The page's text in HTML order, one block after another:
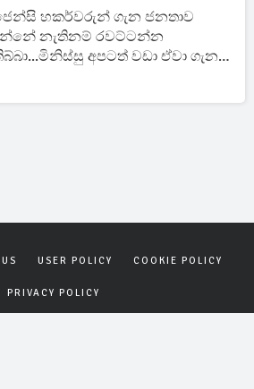
කියයි.
හකර්වරුන් ගැන ජනතාව
නැතිනම් රවට්ටන්න
අපටත් වඩා ඒවා ගැන
USER POLICY COOKIE POLICY
PRIVACY POLICY